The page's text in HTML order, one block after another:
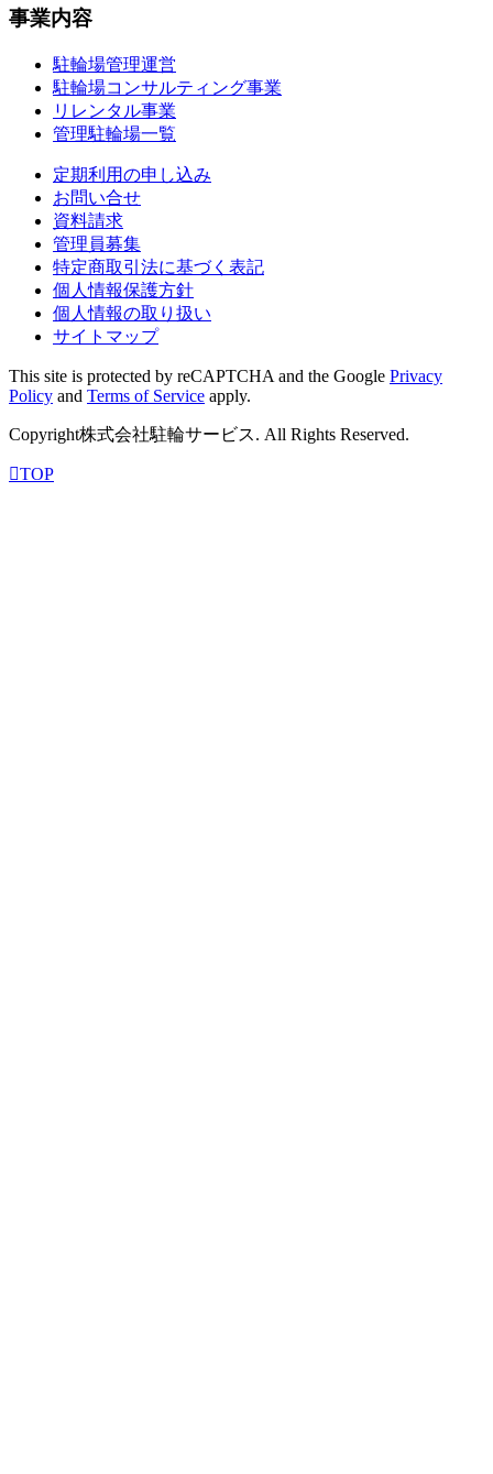
事業内容
駐輪場管理運営
駐輪場コンサルティング事業
リレンタル事業
管理駐輪場一覧
定期利用の申し込み
お問い合せ
資料請求
管理員募集
特定商取引法に基づく表記
個人情報保護方針
個人情報の取り扱い
サイトマップ
This site is protected by reCAPTCHA and the Google Privacy
Policy and Terms of Service apply.
Copyright株式会社駐輪サービス. All Rights Reserved.
TOP